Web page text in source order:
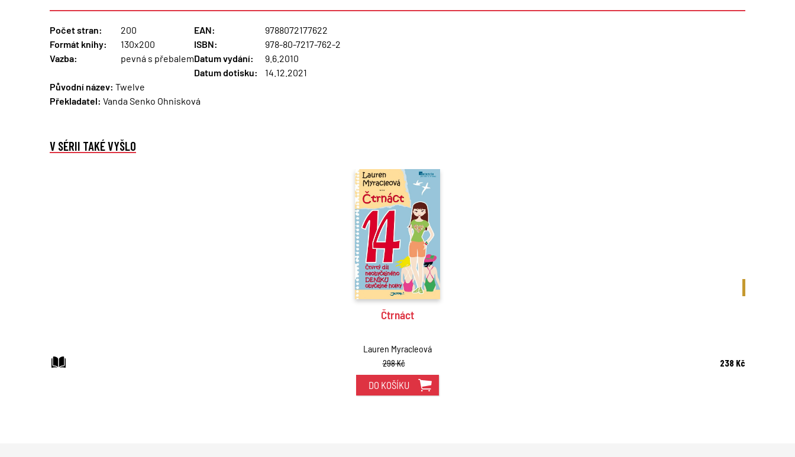
Počet stran:
200
Formát knihy:
130x200
Vazba:
pevná s přebalem
EAN:
9788072177622
ISBN:
978-80-7217-762-2
Datum vydání:
9.6.2010
Datum dotisku:
14.12.2021
Původní název: Twelve
Překladatel: Vanda Senko Ohnisková
V SÉRII TAKÉ VYŠLO
Čtrnáct
Lauren Myracleová
298 Kč
238 Kč
DO KOŠÍKU